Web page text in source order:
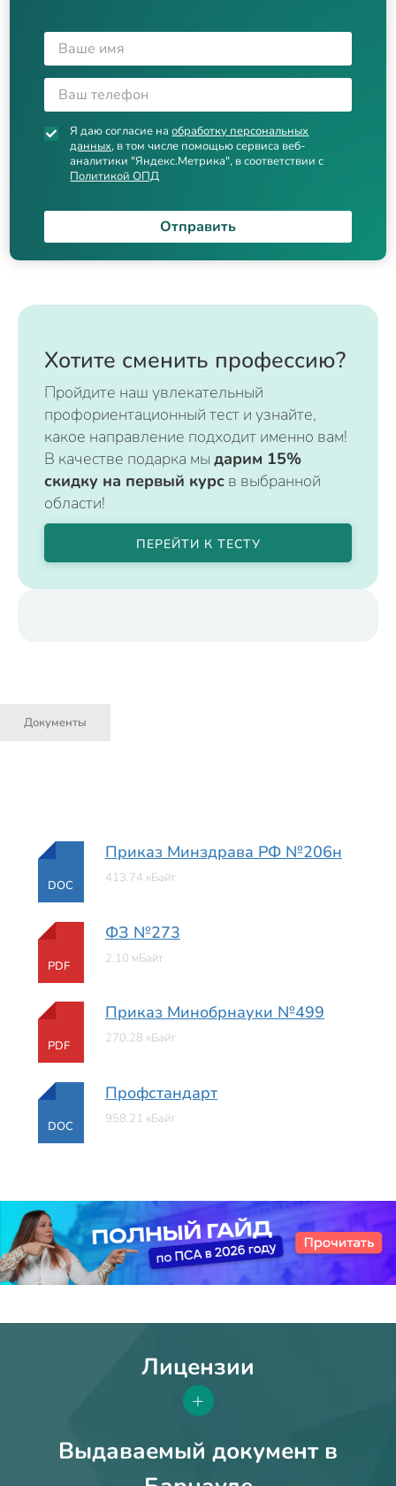
Я даю согласие наобработку персональных
данных, в том числе помощью сервиса веб-
аналитики "Яндекс.Метрика", в соответствии с
Политикой ОПД
Отправить
Хотите сменить профессию?
Пройдите наш увлекательный
профориентационный тест и узнайте,
какое направление подходит именно вам!
В качестве подарка мы дарим 15%
скидку на первый курс в выбранной
области!
ПЕРЕЙТИ К ТЕСТУ
Документы
DOC
Приказ Минздрава РФ №206н
413.74 кБайт
PDF
ФЗ №273
2.10 мБайт
PDF
Приказ Минобрнауки №499
270.28 кБайт
DOC
Профстандарт
958.21 кБайт
Лицензии
+
Выдаваемый документ в